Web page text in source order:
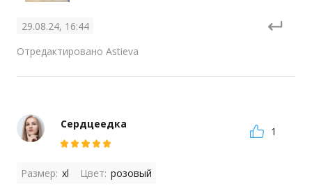
29.08.24, 16:44
Отредактировано Astieva
Сердцеедка
1
Размер: xl Цвет: розовый